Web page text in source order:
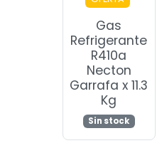
Gas
Refrigerante
R410a
Necton
Garrafa x 11.3
Kg
Sin stock